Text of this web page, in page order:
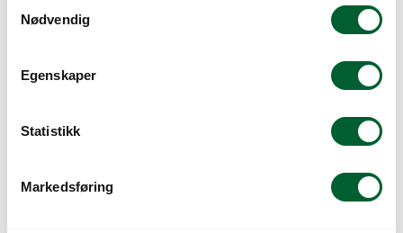
Nødvendig
Egenskaper
Statistikk
Markedsføring
LEWISIA ELISE MIX
LOFOS COMPACT